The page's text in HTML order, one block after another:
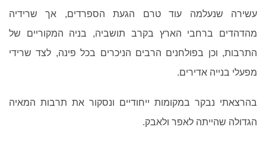
עשירה שנעלמה עוד טרם הגעת הספרדים, אך שרידיה
מהדהדים ברחבי הארץ בקרב תושביה, בניה המקוריים של
התרבות, וכן בפולחנים הרבים הניכרים בכל פינה, לצד שרידי
מפעלי בנייה אדירים.
בהרצאתי נבקר במקומות ייחודיים ונסקור את תרבות המאיה
הגדולה שהייתה לאפר ולאבק.